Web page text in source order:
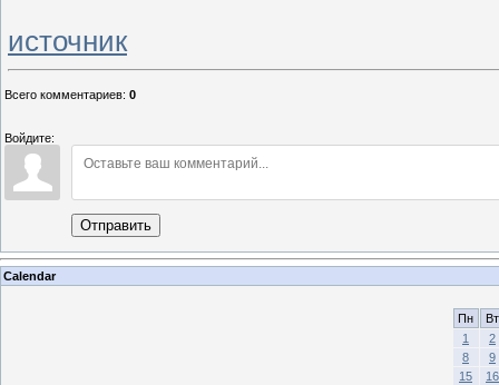
источник
Всего комментариев: 0
Войдите:
Отправить
Calendar
Пн
Вт
1
2
8
9
15
16